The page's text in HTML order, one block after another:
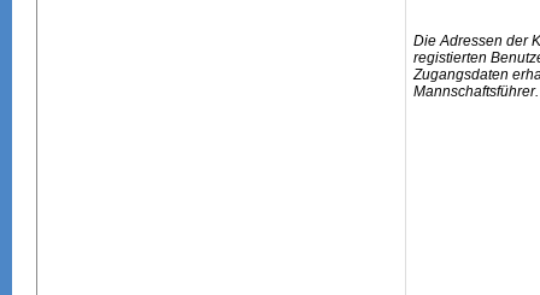
Die Adressen der
registierten
Zugangsdaten
Mannschaftsführer.